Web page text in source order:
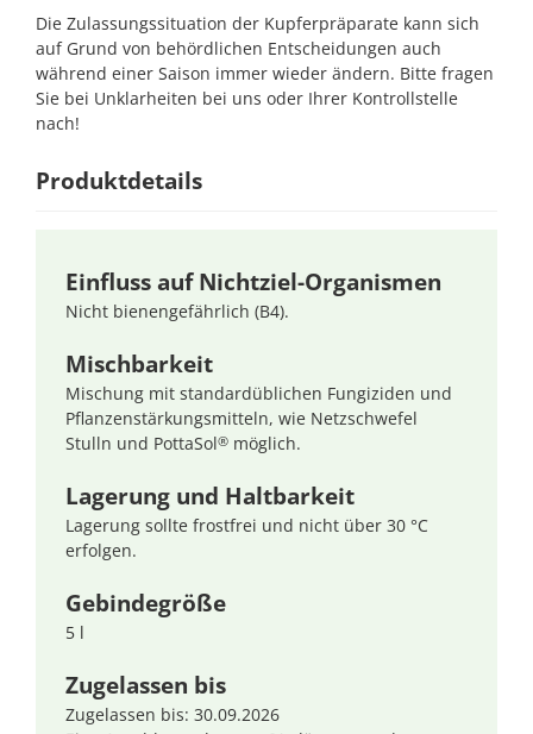
Die Zulassungssituation der Kupferpräparate kann sich
auf Grund von behördlichen Entscheidungen auch
während einer Saison immer wieder ändern. Bitte fragen
Sie bei Unklarheiten bei uns oder Ihrer Kontrollstelle
nach!
Produktdetails
Einfluss auf Nichtziel-Organismen
Nicht bienengefährlich (B4).
Mischbarkeit
Mischung mit standardüblichen Fungiziden und
Pflanzenstärkungsmitteln, wie Netzschwefel
Stulln und PottaSol®möglich.
Lagerung und Haltbarkeit
Lagerung sollte frostfrei und nicht über 30 °C
erfolgen.
Gebindegröße
5 l
Zugelassen bis
Zugelassen bis: 30.09.2026